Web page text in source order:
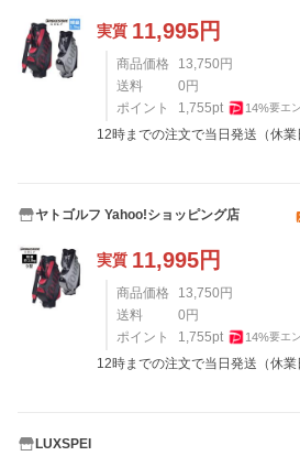
実質 11,995円
商品価格 13,750 円
送料
0 円
ポイント
1,755pt 14%要エ
12時までの注文で当日発送（休業
ヤトゴルフ Yahoo!ショッピング店
実質 11,995円
商品価格 13,750 円
送料
0 円
ポイント
1,755pt 14%要エ
12時までの注文で当日発送（休業
LUXSPEI